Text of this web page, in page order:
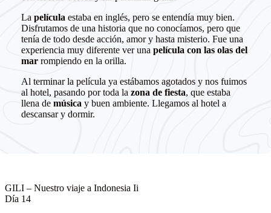
La película estaba en inglés, pero se entendía muy bien.
Disfrutamos de una historia que no conocíamos, pero que
tenía de todo desde acción, amor y hasta misterio. Fue una
experiencia muy diferente ver una película con las olas del
marrompiendo en la orilla.
Al terminar la película ya estábamos agotados y nos fuimos
al hotel, pasando por toda la zona de fiesta, que estaba
llena de música y buen ambiente. Llegamos al hotel a
descansar y dormir.
GILI – Nuestro viaje a Indonesia Ii
Día 14